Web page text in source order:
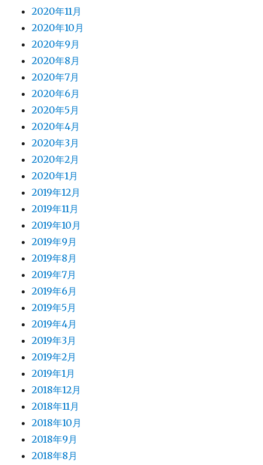
2020年11月
2020年10月
2020年9月
2020年8月
2020年7月
2020年6月
2020年5月
2020年4月
2020年3月
2020年2月
2020年1月
2019年12月
2019年11月
2019年10月
2019年9月
2019年8月
2019年7月
2019年6月
2019年5月
2019年4月
2019年3月
2019年2月
2019年1月
2018年12月
2018年11月
2018年10月
2018年9月
2018年8月